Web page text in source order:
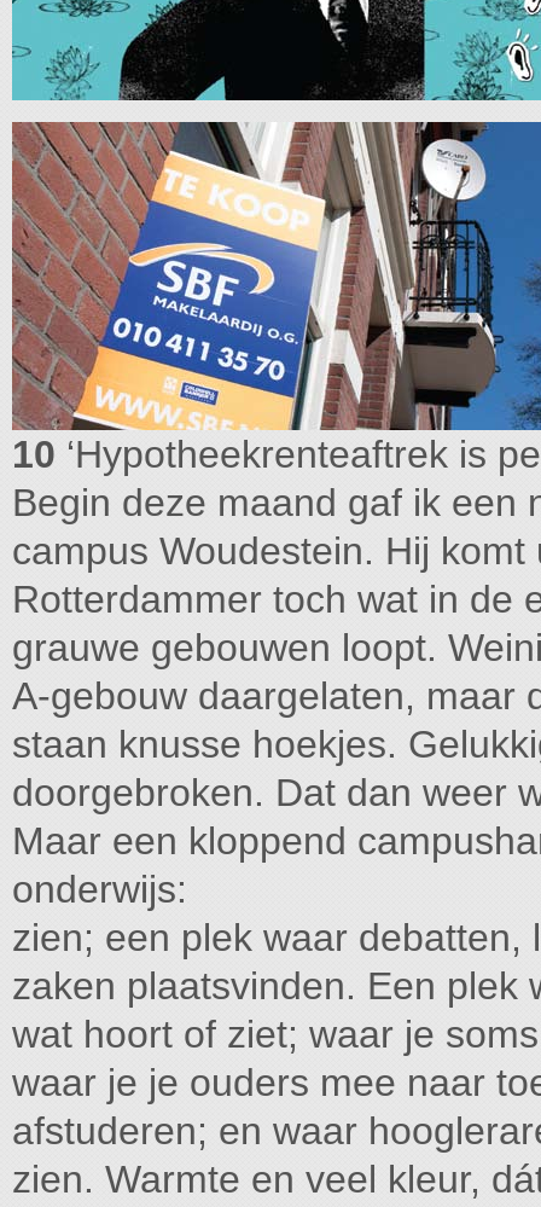
10 ‘Hypotheekrenteaftrek is
Begin deze maand gaf ik een
campus Woudestein. Hij
Rotterdammer toch wat in de
grauwe gebouwen loopt.
A-gebouw daargelaten, maar
staan knusse hoekjes.
doorgebroken. Dat dan weer
Maar een kloppend
onderwijs:
zien; een plek waar
zaken plaatsvinden. Een plek
wat hoort of ziet; waar je
waar je je ouders mee naar
afstuderen; en waar
zien. Warmte en veel kleur,